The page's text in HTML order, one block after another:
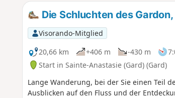
Die Schluchten des
Visorando-Mitglied
20,66 km
+406 m -430 m
Start in Sainte-Anastasie (Gard) (Gard)
Lange Wanderung, bei der Sie einen Teil
Ausblicken auf den Fluss und der